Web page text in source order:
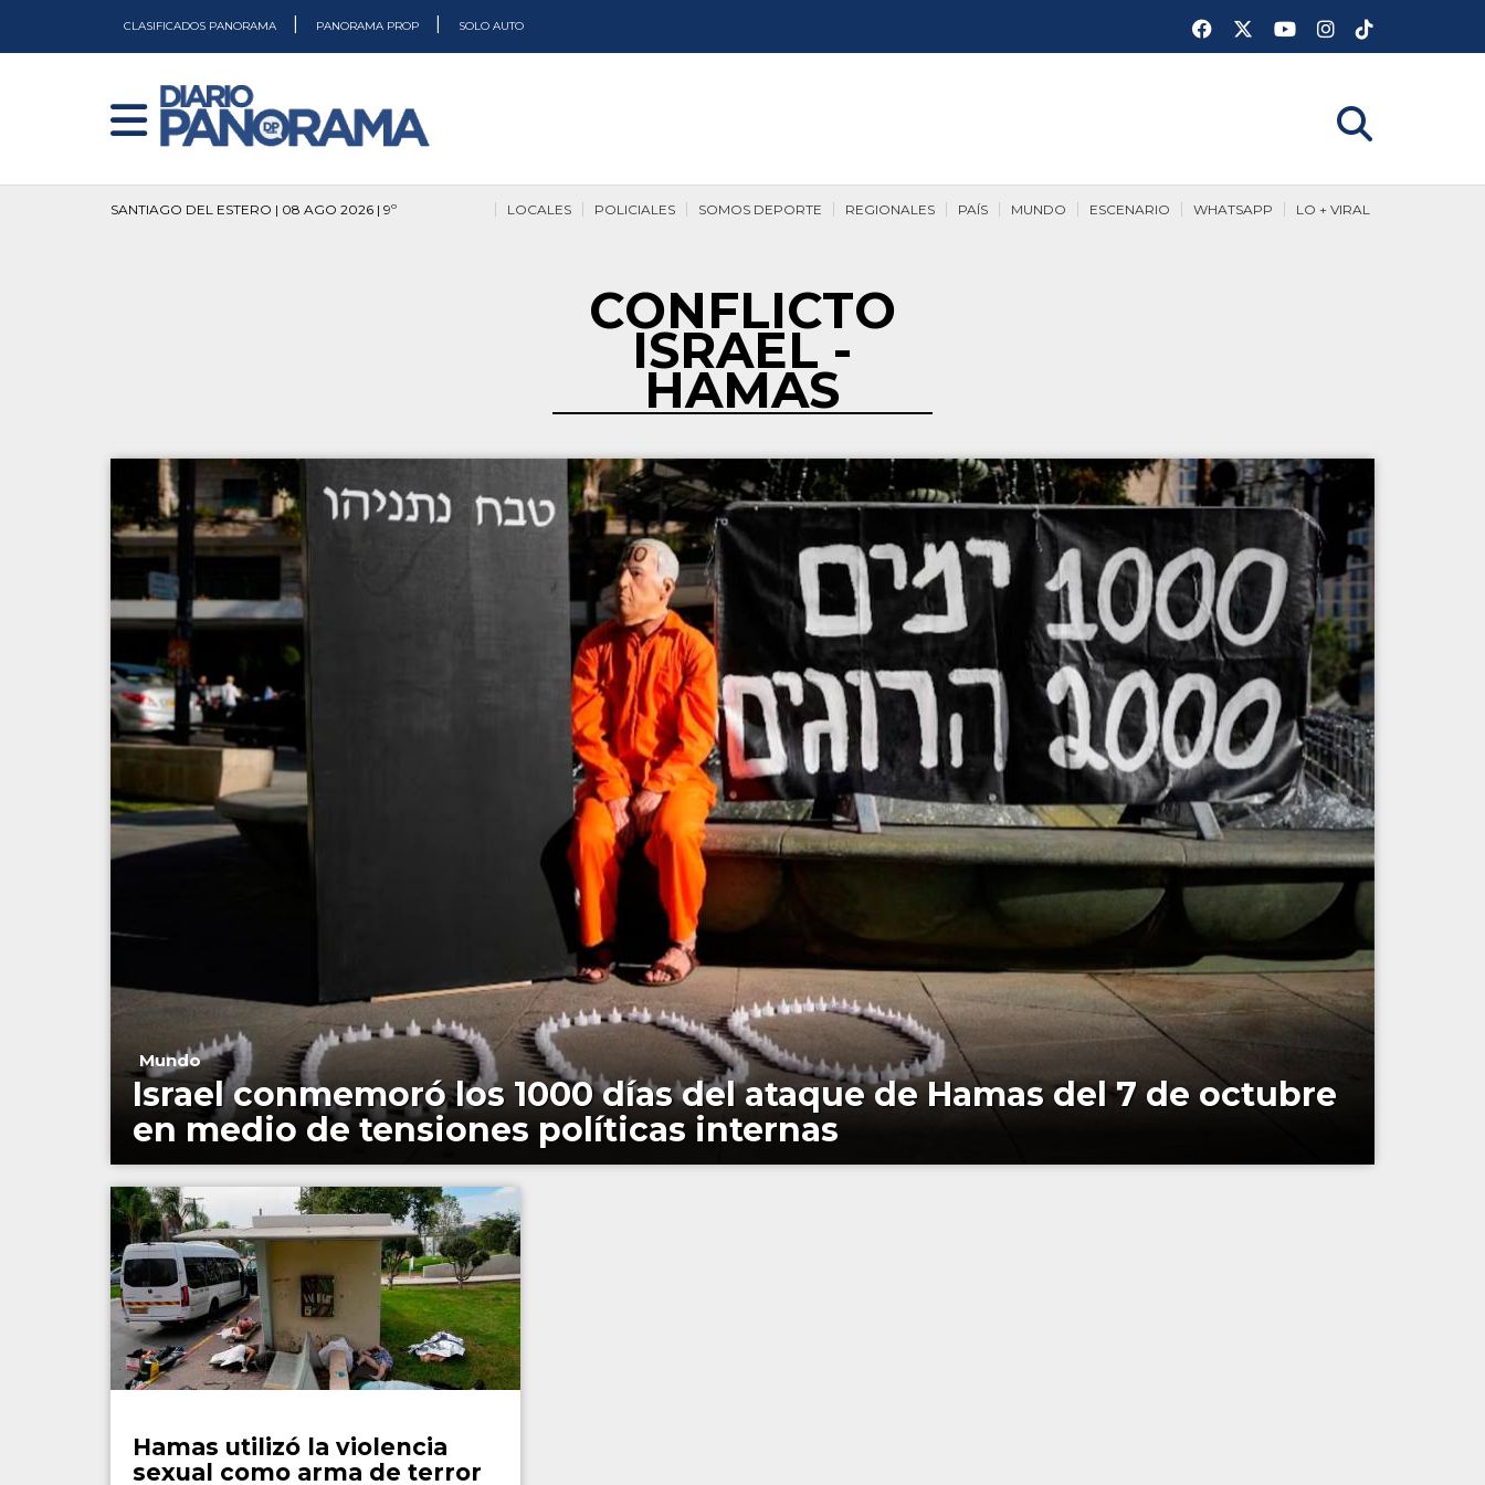
CLASIFICADOS PANORAMA PANORAMA PROP SOLO AUTO
SANTIAGO DEL ESTERO | 08 AGO 2026 | 9º LO + VIRAL
WHATSAPP
ESCENARIO
MUNDO
PAÍS
REGIONALES
SOMOS DEPORTE
POLICIALES
LOCALES
CONFLICTO
ISRAEL -
HAMAS
Mundo
Israel conmemoró los 1000 días del ataque de Hamas del 7 de octubre
en medio de tensiones políticas internas
Hamas utilizó la violencia
sexual como arma de terror